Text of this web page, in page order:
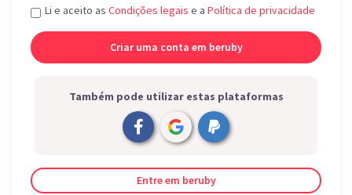
Li e aceito as Condições legais e a Política de privacidade
Também pode utilizar estas plataformas
Entre em beruby